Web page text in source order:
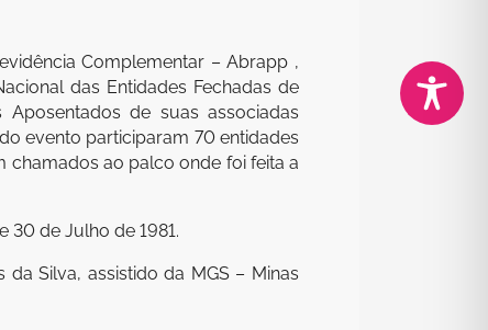
Complementar – Abrapp ,
das Entidades Fechadas de
de suas associadas
evento participaram 70 entidades
chamados ao palco onde foi feita a
30 de Julho de 1981.
Silva, assistido da MGS – Minas